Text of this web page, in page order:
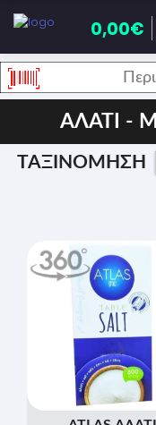
0,00€
ΑΛΑΤΙ -
ΤΑΞΙΝΟΜΗΣΗ